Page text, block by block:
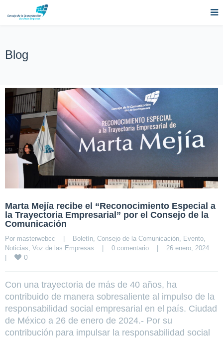
Blog
Marta Mejía recibe el “Reconocimiento Especial a
la Trayectoria Empresarial” por el Consejo de la
Comunicación
Por masterwebcc | Boletín Consejo de la Comunicación Evento
Noticias Voz de las Empresas | 0 comentario |
|
0
Con una trayectoria de más de 40 años, ha
contribuido de manera sobresaliente al impulso de la
responsabilidad social empresarial en el país. Ciudad
de México a 26 de enero de 2024.- Por su
contribución para impulsar la responsabilidad social